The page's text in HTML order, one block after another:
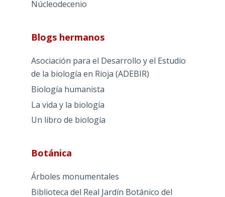
Núcleodecenio
Blogs hermanos
Asociación para el Desarrollo y el Estudio
de la biología en Rioja (ADEBIR)
Biología humanista
La vida y la biología
Un libro de biología
Botánica
Árboles monumentales
Biblioteca del Real Jardín Botánico del